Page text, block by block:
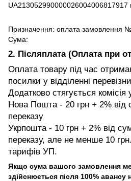
Призначення: оплата замовлення
Сума:
2. Післяплата (Оплата при
Оплата товару під час
посилки у відділенні
Додатково стягується комісія
Нова Пошта - 20 грн + 2% від
переказу
Укрпошта - 10 грн + 2% від
переказу, але не менше 10
тарифів УП.
Якщо сума вашого замовлення
здійснюється після 100%